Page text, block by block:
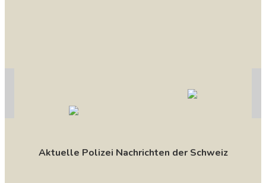
Aktuelle Polizei Nachrichten der Schweiz